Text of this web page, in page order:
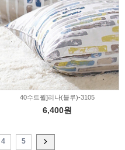
40수트윌]리나(블루)-3105
6,400원
4 5